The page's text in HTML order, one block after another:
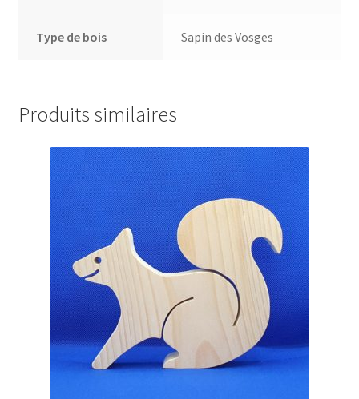
Type de bois Sapin des Vosges
Produits similaires